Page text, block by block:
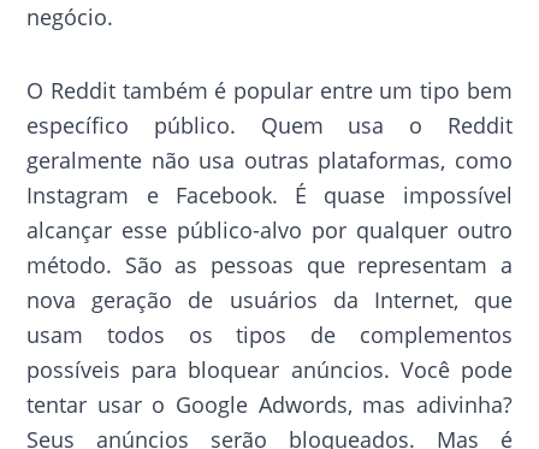
negócio.
O Reddit também é popular entre um tipo bem
específico público. Quem usa o Reddit
geralmente não usa outras plataformas, como
Instagram e Facebook. É quase impossível
alcançar esse público-alvo por qualquer outro
método. São as pessoas que representam a
nova geração de usuários da Internet, que
usam todos os tipos de complementos
possíveis para bloquear anúncios. Você pode
tentar usar o Google Adwords, mas adivinha?
Seus anúncios serão bloqueados. Mas é